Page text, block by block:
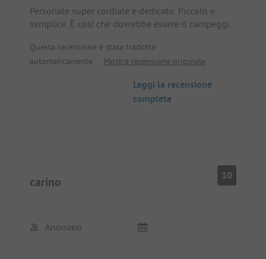
Personale super cordiale e dedicato. Piccolo e
semplice. È così che dovrebbe essere il campeggio.
campeggio senza fronzoli e frivolezze.
Questa recensione è stata tradotta
automaticamente.
Mostra recensione originale
Leggi la recensione
completa
carino 10
Anonimo